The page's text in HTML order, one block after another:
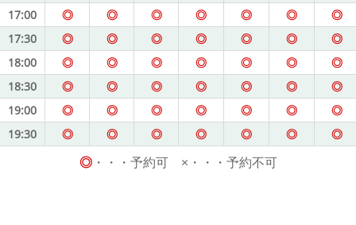
17:00
◎ ◎ ◎ ◎ ◎ ◎
◎
17:30
◎ ◎ ◎ ◎ ◎ ◎
◎
18:00
◎ ◎ ◎ ◎ ◎ ◎
◎
18:30
◎ ◎ ◎ ◎ ◎ ◎
◎
19:00
◎ ◎ ◎ ◎ ◎ ◎
◎
19:30
◎ ◎ ◎ ◎ ◎ ◎ ◎
◎・・・予約可 ×・・・予約不可